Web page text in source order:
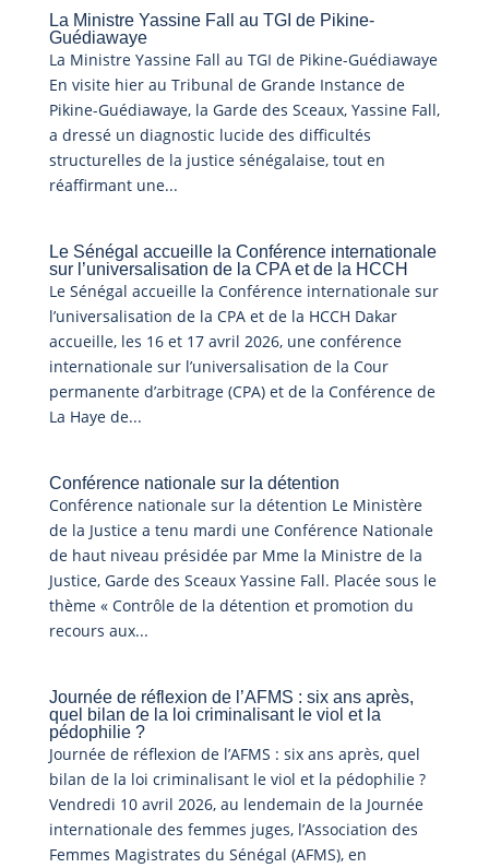
La Ministre Yassine Fall au TGI de Pikine-
Guédiawaye
La Ministre Yassine Fall au TGI de Pikine-Guédiawaye
En visite hier au Tribunal de Grande Instance de
Pikine-Guédiawaye, la Garde des Sceaux, Yassine Fall,
a dressé un diagnostic lucide des difficultés
structurelles de la justice sénégalaise, tout en
réaffirmant une...
Le Sénégal accueille la Conférence internationale
sur l’universalisation de la CPA et de la HCCH
Le Sénégal accueille la Conférence internationale sur
l’universalisation de la CPA et de la HCCH Dakar
accueille, les 16 et 17 avril 2026, une conférence
internationale sur l’universalisation de la Cour
permanente d’arbitrage (CPA) et de la Conférence de
La Haye de...
Conférence nationale sur la détention
Conférence nationale sur la détention Le Ministère
de la Justice a tenu mardi une Conférence Nationale
de haut niveau présidée par Mme la Ministre de la
Justice, Garde des Sceaux Yassine Fall. Placée sous le
thème « Contrôle de la détention et promotion du
recours aux...
Journée de réflexion de l’AFMS : six ans après,
quel bilan de la loi criminalisant le viol et la
pédophilie ?
Journée de réflexion de l’AFMS : six ans après, quel
bilan de la loi criminalisant le viol et la pédophilie ?
Vendredi 10 avril 2026, au lendemain de la Journée
internationale des femmes juges, l’Association des
Femmes Magistrates du Sénégal (AFMS), en